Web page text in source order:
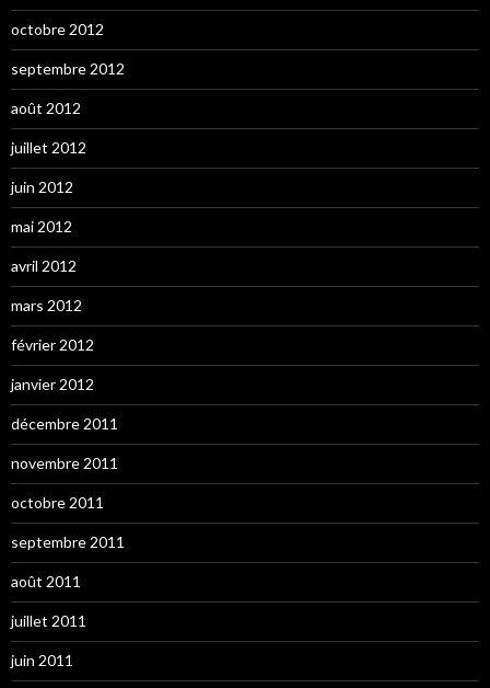
octobre 2012
septembre 2012
août 2012
juillet 2012
juin 2012
mai 2012
avril 2012
mars 2012
février 2012
janvier 2012
décembre 2011
novembre 2011
octobre 2011
septembre 2011
août 2011
juillet 2011
juin 2011